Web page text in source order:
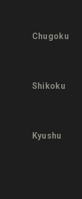
Chugoku
Shikoku
Kyushu